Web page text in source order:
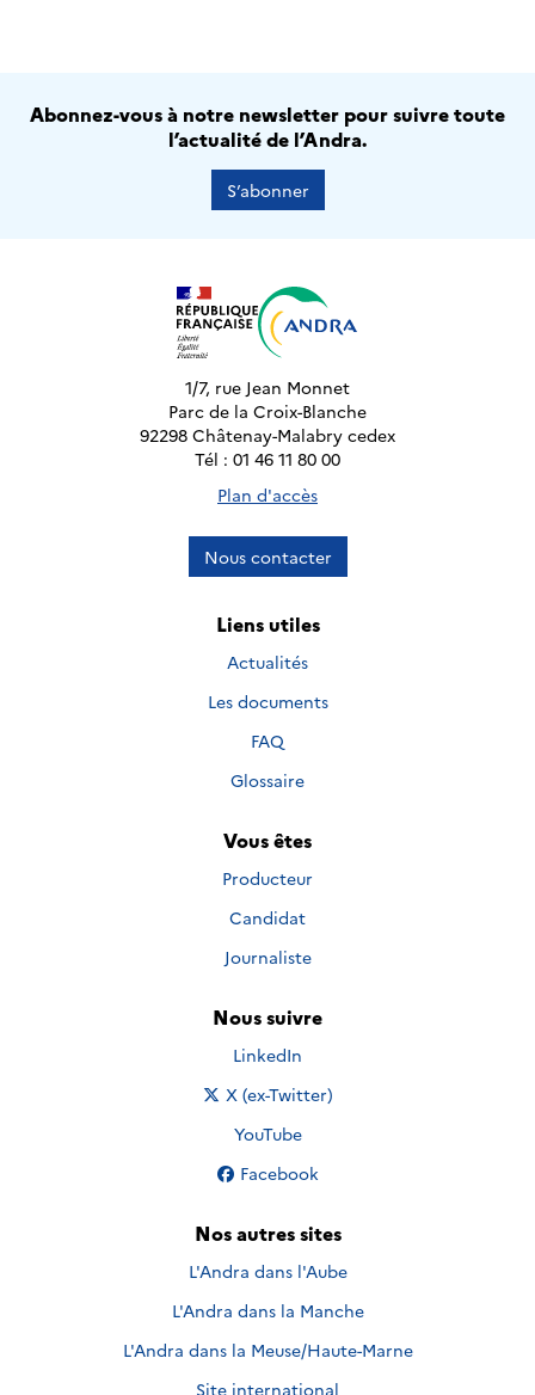
Abonnez-vous à notre newsletter pour suivre toute
l’actualité de l’Andra.
S’abonner
1/7, rue Jean Monnet
Parc de la Croix-Blanche
92298 Châtenay-Malabry cedex
Tél : 01 46 11 80 00
Plan d'accès
Nous contacter
Liens utiles
Actualités
Les documents
FAQ
Glossaire
Vous êtes
Producteur
Candidat
Journaliste
Nous suivre
Nous suivre sur
LinkedIn
Nous suivre sur
X (ex-Twitter)
Nous suivre sur
YouTube
Nous suivre sur
Facebook
Nos autres sites
L'Andra dans l'Aube
L'Andra dans la Manche
L'Andra dans la Meuse/Haute-Marne
Site international